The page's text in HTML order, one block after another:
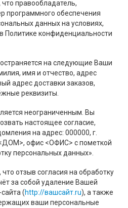
правообладатель,
программного обеспечения
данных на условиях,
Политике конфиденциальности
на следующие Ваши
имя и отчество, адрес
адрес доставки заказов,
реквизиты.
неограниченным. Вы
настоящее согласие,
на адрес: 000000, г.
офис <ОФИС> с пометкой
персональных данных».
отзыв согласия на обработку
за собой удаление Вашей
(http://вашсайт.ru), а также
ваши персональные